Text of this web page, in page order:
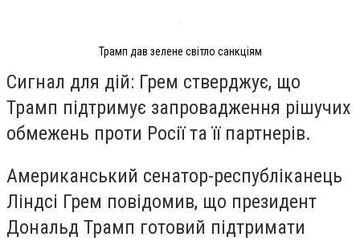
Трамп дав зелене світло санкціям
Сигнал для дій: Грем стверджує, що
Трамп підтримує запровадження рішучих
обмежень проти Росії та її партнерів.
Американський сенатор-республіканець
Ліндсі Грем повідомив, що президент
Дональд Трамп готовий підтримати